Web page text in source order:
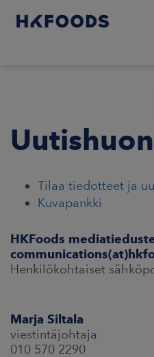
Tilaa tiedotteet ja
Kuvapankki
HKFoods
Henkilökohtaiset
Marja Siltala
viestintäjohtaja
010 570 2290